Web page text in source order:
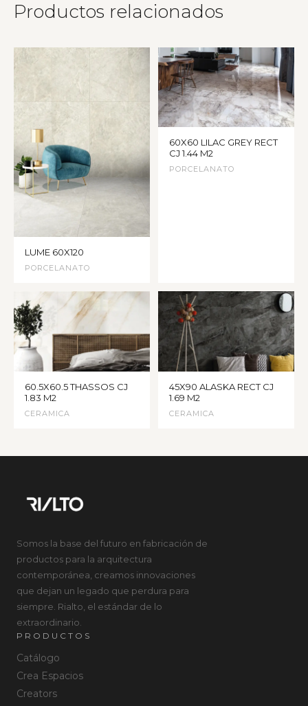
Productos relacionados
LUME 60X120
PORCELANATO
60X60 LILAC GREY RECT
CJ 1.44 M2
PORCELANATO
60.5X60.5 THASSOS CJ
1.83 M2
CERAMICA
45X90 ALASKA RECT CJ
1.69 M2
CERAMICA
Somos la base del futuro en fabricación de
productos para la arquitectura
contemporánea, creamos innovaciones
que dejan un legado que perdura para
siempre. Rialto, el estándar de lo
extraordinario.
PRODUCTOS
Catálogo
Crea Espacios
Creators